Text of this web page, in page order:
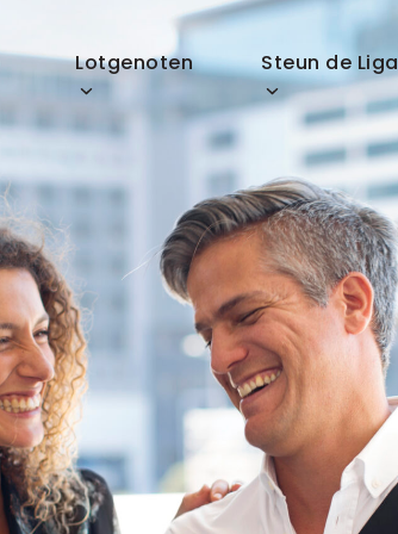
Lotgenoten Steun de Liga